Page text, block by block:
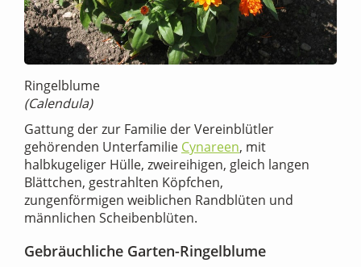
Ringelblume
(Calendula)
Gattung der zur Familie der Vereinblütler
gehörenden Unterfamilie Cynareen, mit
halbkugeliger Hülle, zweireihigen, gleich langen
Blättchen, gestrahlten Köpfchen,
zungenförmigen weiblichen Randblüten und
männlichen Scheibenblüten.
Gebräuchliche Garten-Ringelblume